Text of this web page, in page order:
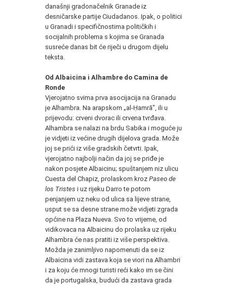
današnji gradonačelnik Granade iz
desničarske partije Ciudadanos. Ipak, o politici
u Granadi i specifičnostima političkih i
socijalnih problema s kojima se Granada
susreće danas bit će riječi u drugom dijelu
teksta.
Od Albaicina i Alhambre do Camina de
Ronde
Vjerojatno svima prva asocijacija na Granadu
je Alhambra. Na arapskom „al-Ḥamrā", ili u
prijevodu: crveni dvorac ili crvena tvrđava.
Alhambra se nalazi na brdu Sabika i moguće ju
je vidjeti iz većine drugih dijelova grada. Može
joj se prići iz više gradskih četvrti. Ipak,
vjerojatno najbolji način da joj se priđe je
nakon posjete Albaicinu; spuštanjem niz ulicu
Cuesta del Chapiz, prolaskom kroz Paseo de
los Tristes i uz rijeku Darro te potom
penjanjem uz neku od ulica sa lijeve strane,
usput se sa desne strane može vidjeti zgrada
općine na Plaza Nueva. Svo to vrijeme, od
vidikovaca na Albaicinu do prolaska uz rijeku
Alhambra će nas pratiti iz više perspektiva.
Možda je zanimljivo napomenuti da se iz
Albaicina vidi zastava koja se viori na Alhambri
i za koju će mnogi turisti reći kako im se čini
da je portugalska, budući da zastava grada